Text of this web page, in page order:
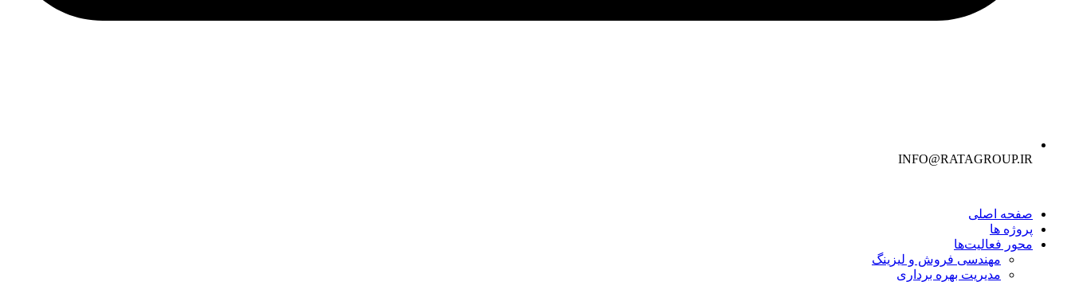
INFO@RATAGROUP.IR
صفحه اصلی
پروژه ها
محور فعالیت‌‌ها
مهندسی فروش و لیزینگ
مدیریت بهره برداری